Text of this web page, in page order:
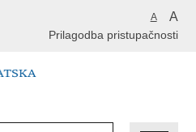
A A
Prilagodba pristupačnosti